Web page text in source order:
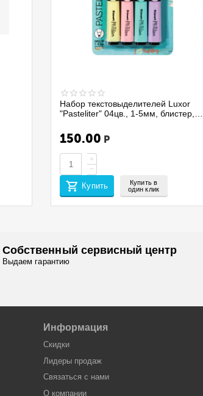
Набор текстовыделителей Luxor
"Pasteliter" 04цв., 1-5мм, блистер,
150.00 Р
+
−
Купить
Купить в
один клик
Собственный сервисный центр
Выдаем гарантию
Информация
Скидки
Лидеры продaж
Связаться с нами
О компании